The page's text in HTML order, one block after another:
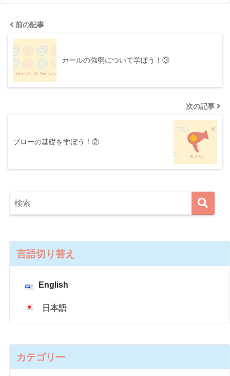
前の記事
カールの強弱について学ぼう！③
次の記事
ブローの基礎を学ぼう！②
言語切り替え
English
日本語
カテゴリー